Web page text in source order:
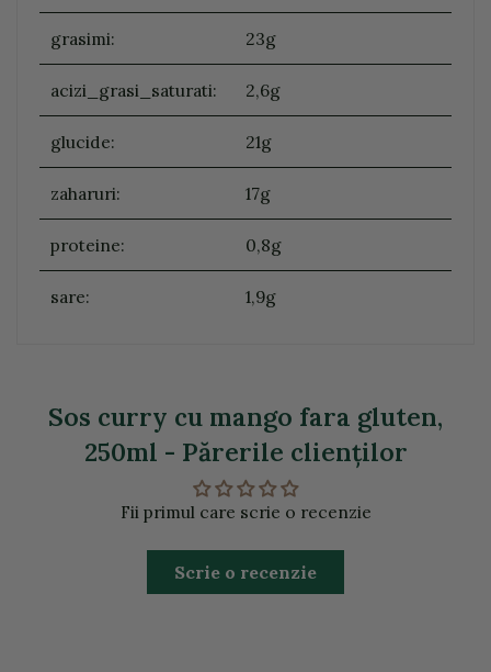
grasimi: 23g
acizi_grasi_saturati: 2,6g
glucide: 21g
zaharuri: 17g
proteine: 0,8g
sare: 1,9g
Sos curry cu mango fara gluten,
250ml - Părerile clienţilor
Fii primul care scrie o recenzie
Scrie o recenzie